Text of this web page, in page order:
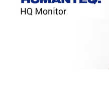
Разработка CRM на заказ